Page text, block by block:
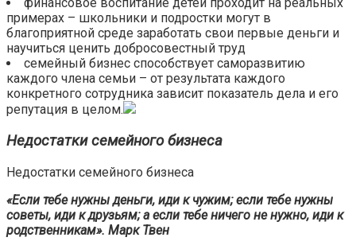
примерах – школьники и подростки могут в
благоприятной среде заработать свои первые деньги и
научиться ценить добросовестный труд
семейный бизнес способствует саморазвитию
каждого члена семьи – от результата каждого
конкретного сотрудника зависит показатель дела и его
репутация в целом.
Недостатки семейного бизнеса
Недостатки семейного бизнеса
«Если тебе нужны деньги, иди к чужим; если тебе нужны
советы, иди к друзьям; а если тебе ничего не нужно, иди к
родственникам». Марк Твен